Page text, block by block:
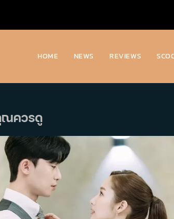
HOME NEWS REVIEWS
ณควรดู